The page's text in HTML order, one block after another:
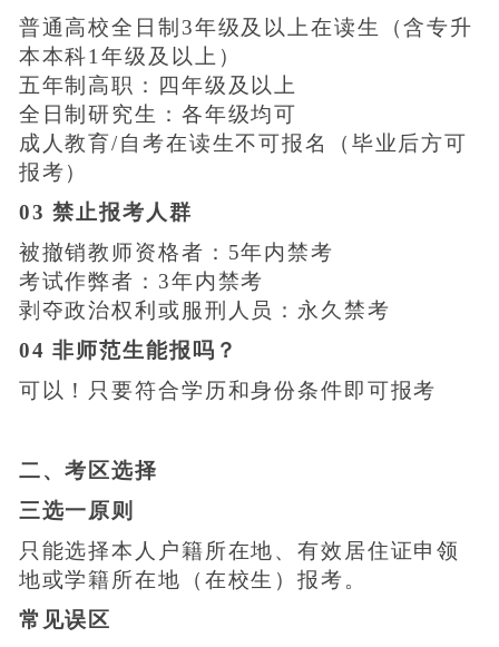
普通高校全日制3年级及以上在读生（含专升
本本科1年级及以上）
五年制高职：四年级及以上
全日制研究生：各年级均可
成人教育/自考在读生不可报名（毕业后方可
报考）
03禁止报考人群
被撤销教师资格者：5年内禁考
考试作弊者：3年内禁考
剥夺政治权利或服刑人员：永久禁考
04 非师范生能报吗？
可以！只要符合学历和身份条件即可报考
二、考区选择
三选一原则
只能选择本人户籍所在地、有效居住证申领
地或学籍所在地（在校生）报考。
常见误区